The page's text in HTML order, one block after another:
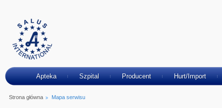
Apteka Szpital Producent Hurt/Import
Strona główna Mapa serwisu